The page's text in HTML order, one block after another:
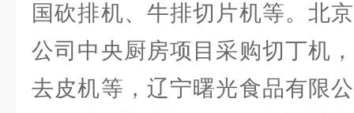
国砍排机、牛排切片机等。北
公司中央厨房项目采购切丁机
去皮机等，辽宁曙光食品有限